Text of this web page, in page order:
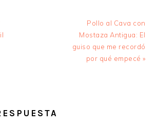
Siguiente
entrada:
Pollo al Cava con
Mostaza Antigua: El
guiso que me recordó
por qué empecé »